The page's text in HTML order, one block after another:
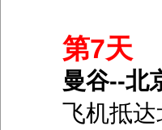
第7天
曼谷--北
飞机抵